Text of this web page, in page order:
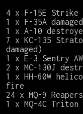
4 x F-15E Strike
1 x F-35A
1 x A-10
7 x KC-135
damaged)
1 x E-3 Sentry
2 x MC-130J
1 x HH-60W
fire
24 x MQ-9
1 x MQ-4C Triton